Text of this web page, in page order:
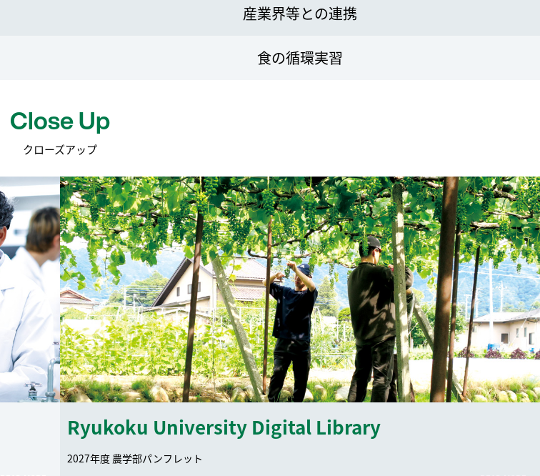
産業界等との連携
食の循環実習
Close Up
クローズアップ
Ryukoku University Digital Library
2027年度 農学部パンフレット